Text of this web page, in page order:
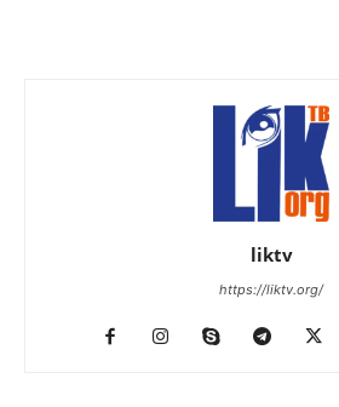
liktv
https://liktv.org/